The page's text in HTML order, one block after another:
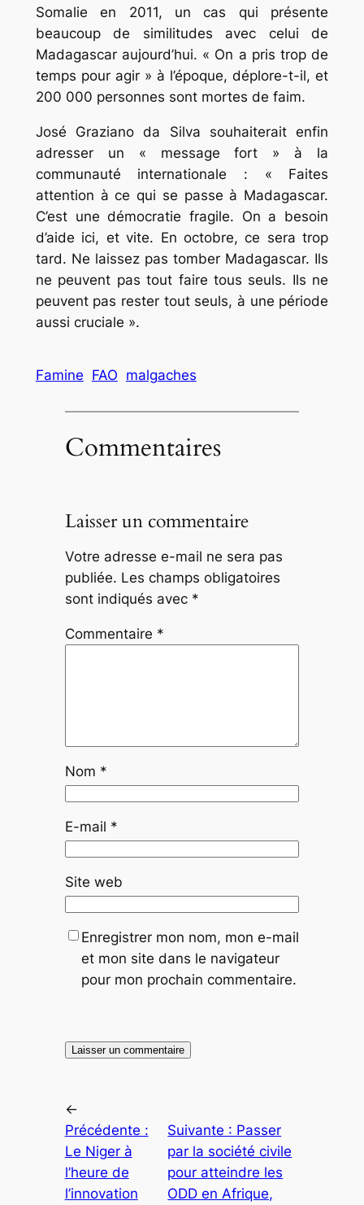
Somalie en 2011, un cas qui présente
beaucoup de similitudes avec celui de
Madagascar aujourd’hui. « On a pris trop de
temps pour agir » à l’époque, déplore-t-il, et
200 000 personnes sont mortes de faim.
José Graziano da Silva souhaiterait enfin
adresser un « message fort » à la
communauté internationale : « Faites
attention à ce qui se passe à Madagascar.
C’est une démocratie fragile. On a besoin
d’aide ici, et vite. En octobre, ce sera trop
tard. Ne laissez pas tomber Madagascar. Ils
ne peuvent pas tout faire tous seuls. Ils ne
peuvent pas rester tout seuls, à une période
aussi cruciale ».
Famine FAO malgaches
Commentaires
Laisser un commentaire
Votre adresse e-mail ne sera pas
publiée. Les champs obligatoires
sont indiqués avec *
Commentaire *
Nom *
E-mail *
Site web
Enregistrer mon nom, mon e-mail
et mon site dans le navigateur
pour mon prochain commentaire.
←
Précédente :
Le Niger à
l’heure de
l’innovation
Suivante : Passer
par la société civile
pour atteindre les
ODD en Afrique,